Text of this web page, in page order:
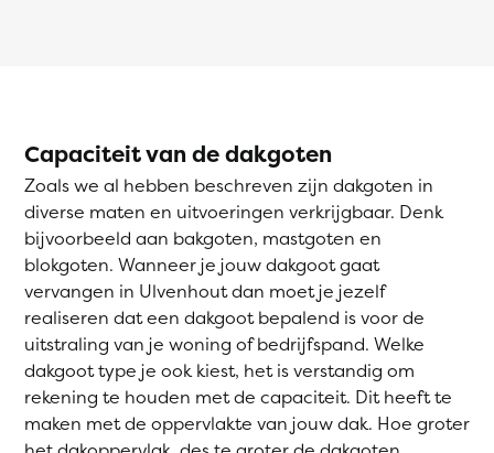
Capaciteit van de dakgoten
Zoals we al hebben beschreven zijn dakgoten in
diverse maten en uitvoeringen verkrijgbaar. Denk
bijvoorbeeld aan bakgoten, mastgoten en
blokgoten. Wanneer je jouw dakgoot gaat
vervangen in Ulvenhout dan moet je jezelf
realiseren dat een dakgoot bepalend is voor de
uitstraling van je woning of bedrijfspand. Welke
dakgoot type je ook kiest, het is verstandig om
rekening te houden met de capaciteit. Dit heeft te
maken met de oppervlakte van jouw dak. Hoe groter